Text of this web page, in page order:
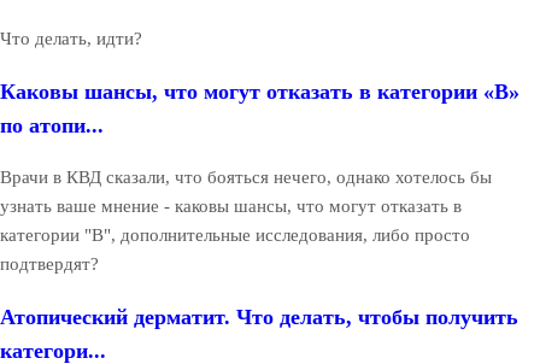
Что делать, идти?
Каковы шансы, что могут отказать в категории «В»
по атопи...
Врачи в КВД сказали, что бояться нечего, однако хотелось бы
узнать ваше мнение - каковы шансы, что могут отказать в
категории "В", дополнительные исследования, либо просто
подтвердят?
Атопический дерматит. Что делать, чтобы получить
категори...